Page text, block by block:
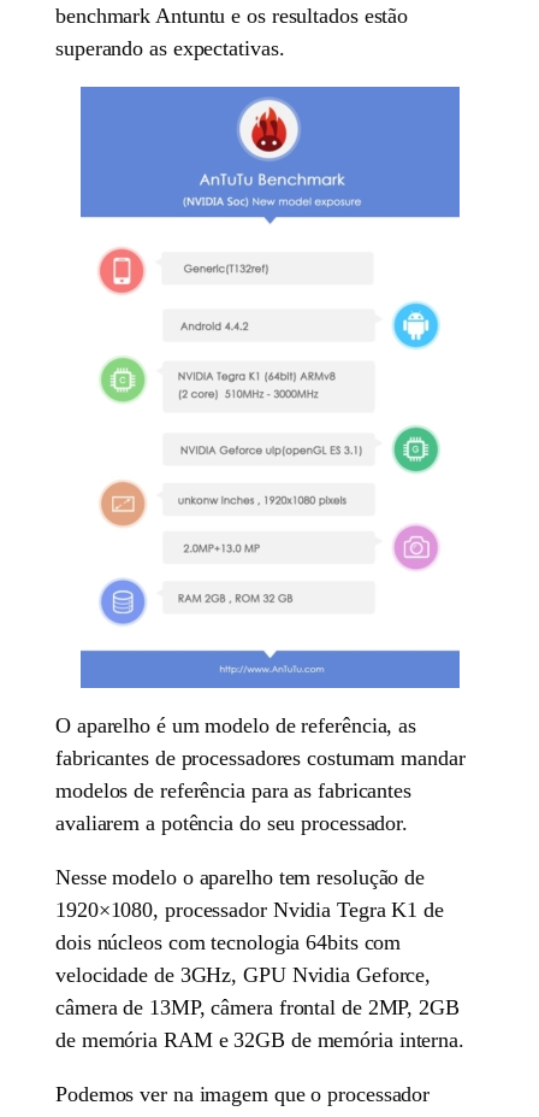
benchmark Antuntu e os resultados estão
superando as expectativas.
O aparelho é um modelo de referência, as
fabricantes de processadores costumam mandar
modelos de referência para as fabricantes
avaliarem a potência do seu processador.
Nesse modelo o aparelho tem resolução de
1920×1080, processador Nvidia Tegra K1 de
dois núcleos com tecnologia 64bits com
velocidade de 3GHz, GPU Nvidia Geforce,
câmera de 13MP, câmera frontal de 2MP, 2GB
de memória RAM e 32GB de memória interna.
Podemos ver na imagem que o processador